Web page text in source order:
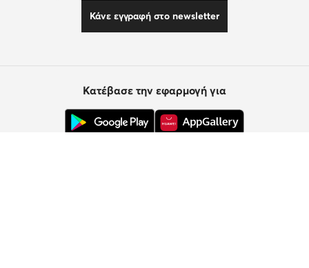
Κάνε εγγραφή στο newsletter
Κατέβασε την εφαρμογή για